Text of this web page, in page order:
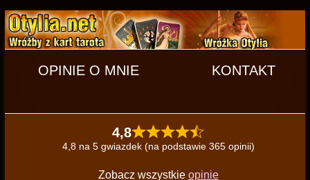
OPINIE O MNIE KONTAKT
4,8
4,8 na 5 gwiazdek (na podstawie 365 opinii)
Zobacz wszystkie opinie